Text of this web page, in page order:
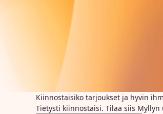
Kiinnostaisiko tarjoukset ja hyvin
Tietysti kiinnostaisi. Tilaa siis